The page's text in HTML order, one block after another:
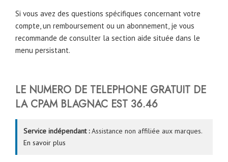
Si vous avez des questions spécifiques concernant votre
compte, un remboursement ou un abonnement, je vous
recommande de consulter la section aide située dans le
menu persistant.
LE NUMERO DE TELEPHONE GRATUIT DE
LA CPAM BLAGNAC EST 36.46
Service indépendant :Assistance non affiliée aux marques.
En savoir plus